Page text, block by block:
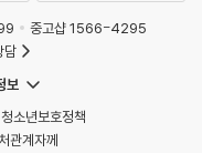
중고샵 1566-4295
담
보
청소년보호정책
관계자께